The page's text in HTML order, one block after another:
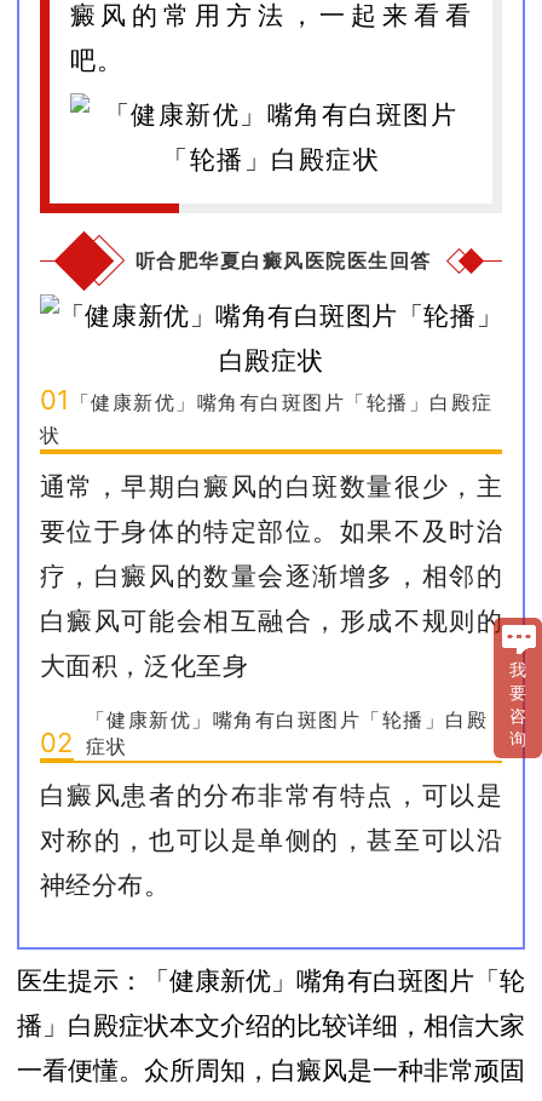
癜风的常用方法，一起来看看
吧。
听合肥华夏白癜风医院医生回答
01 「健康新优」嘴角有白斑图片「轮播」白殿症
状
通常，早期白癜风的白斑数量很少，主
要位于身体的特定部位。如果不及时治
疗，白癜风的数量会逐渐增多，相邻的
白癜风可能会相互融合，形成不规则的
大面积，泛化至身
02
「健康新优」嘴角有白斑图片「轮播」白殿
症状
白癜风患者的分布非常有特点，可以是
对称的，也可以是单侧的，甚至可以沿
神经分布。
医生提示：「健康新优」嘴角有白斑图片「轮
播」白殿症状本文介绍的比较详细，相信大家
一看便懂。众所周知，白癜风是一种非常顽固
我
要
咨
询